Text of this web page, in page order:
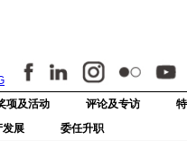
项及活动 评论及专访
发展 委任升职